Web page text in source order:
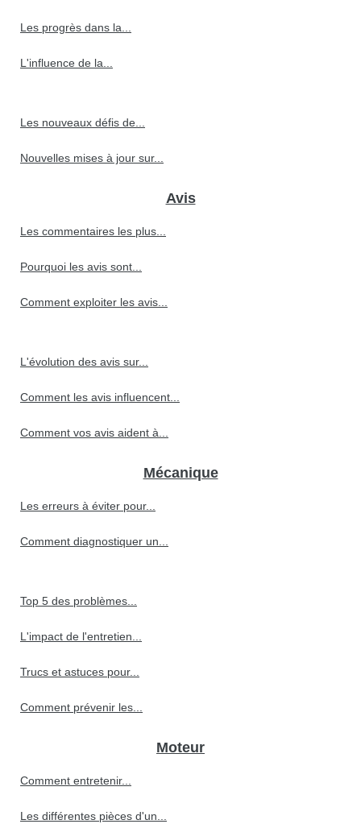
Les progrès dans la...
L'influence de la...
Les nouveaux défis de...
Nouvelles mises à jour sur...
Avis
Les commentaires les plus...
Pourquoi les avis sont...
Comment exploiter les avis...
L'évolution des avis sur...
Comment les avis influencent...
Comment vos avis aident à...
Mécanique
Les erreurs à éviter pour...
Comment diagnostiquer un...
Top 5 des problèmes...
L'impact de l'entretien...
Trucs et astuces pour...
Comment prévenir les...
Moteur
Comment entretenir...
Les différentes pièces d'un...